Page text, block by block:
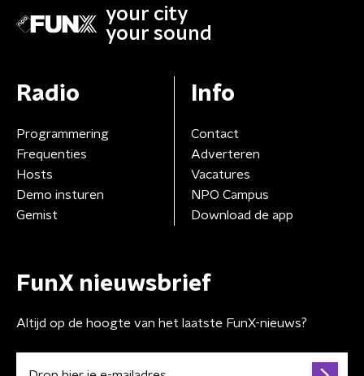
your city
your sound
Radio
Programmering
Frequenties
Hosts
Demo insturen
Gemist
Info
Contact
Adverteren
Vacatures
NPO Campus
Download de app
FunX nieuwsbrief
Altijd op de hoogte van het laatste FunX-nieuws?